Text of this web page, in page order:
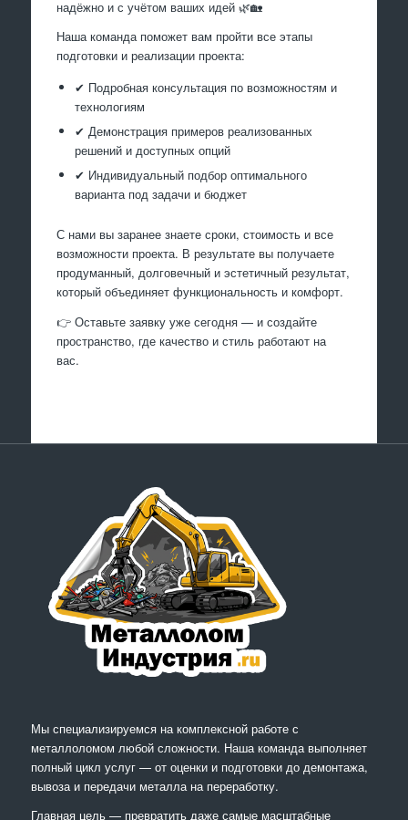
надёжно и с учётом ваших идей 🌿🏡
Наша команда поможет вам пройти все этапы
подготовки и реализации проекта:
✔ Подробная консультация по возможностям и
технологиям
✔ Демонстрация примеров реализованных
решений и доступных опций
✔ Индивидуальный подбор оптимального
варианта под задачи и бюджет
С нами вы заранее знаете сроки, стоимость и все
возможности проекта. В результате вы получаете
продуманный, долговечный и эстетичный результат,
который объединяет функциональность и комфорт.
👉 Оставьте заявку уже сегодня — и создайте
пространство, где качество и стиль работают на
вас.
Мы специализируемся на комплексной работе с
металлоломом любой сложности. Наша команда выполняет
полный цикл услуг — от оценки и подготовки до демонтажа,
вывоза и передачи металла на переработку.
Главная цель — превратить даже самые масштабные